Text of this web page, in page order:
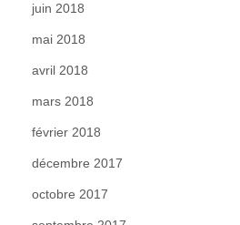
juin 2018
mai 2018
avril 2018
mars 2018
février 2018
décembre 2017
octobre 2017